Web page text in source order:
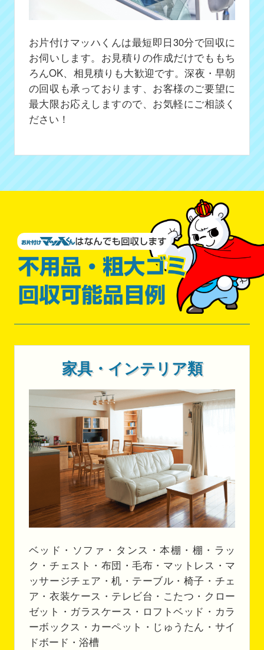
お片付けマッハくんは最短即日30分で回収に
お伺いします。お見積りの作成だけでももち
ろんOK、相見積りも大歓迎です。深夜・早朝
の回収も承っております、お客様のご要望に
最大限お応えしますので、お気軽にご相談く
ださい！
家具・インテリア類
ベッド・ソファ・タンス・本棚・棚・ラッ
ク・チェスト・布団・毛布・マットレス・マ
ッサージチェア・机・テーブル・椅子・チェ
ア・衣装ケース・テレビ台・こたつ・クロー
ゼット・ガラスケース・ロフトベッド・カラ
ーボックス・カーペット・じゅうたん・サイ
ドボード・浴槽